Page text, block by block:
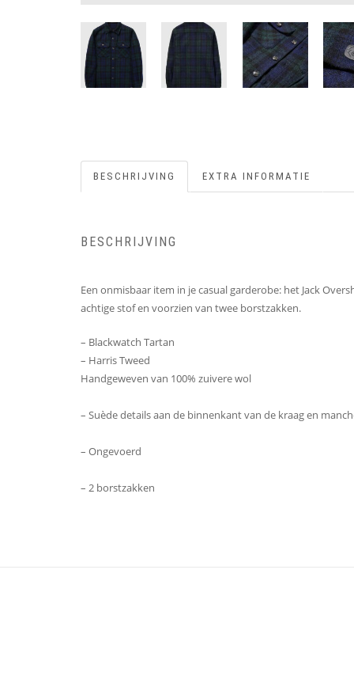
BESCHRIJVING EXTRA INFORMATIE
BESCHRIJVING
Een onmisbaar item in je casual garderobe: het Jack
achtige stof en voorzien van twee borstzakken.
– Blackwatch Tartan
– Harris Tweed
Handgeweven van 100% zuivere wol
– Suède details aan de binnenkant van de kraag en
– Ongevoerd
– 2 borstzakken